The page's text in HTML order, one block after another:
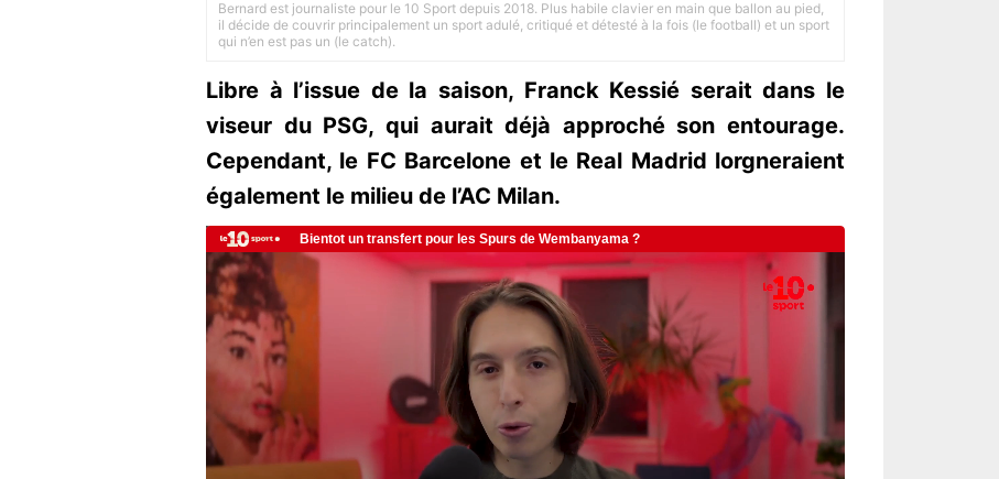
Bernard est journaliste pour le 10 Sport depuis 2018. Plus habile clavier en main que ballon au pied,
il décide de couvrir principalement un sport adulé, critiqué et détesté à la fois (le football) et un sport
qui n’en est pas un (le catch).
Libre à l’issue de la saison, Franck Kessié serait dans le
viseur du PSG, qui aurait déjà approché son entourage.
Cependant, le FC Barcelone et le Real Madrid lorgneraient
également le milieu de l’AC Milan.